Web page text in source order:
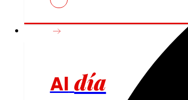
Prensa
Al día